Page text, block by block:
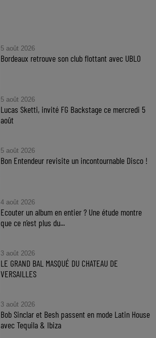
5 août 2026
Bordeaux retrouve son club flottant avec UBLO
5 août 2026
Lucas Sketti, invité FG Backstage ce mercredi 5
août
5 août 2026
Bon Entendeur revisite un incontournable Disco !
4 août 2026
Ecouter un album en entier ? Une étude montre
que ce n’est plus du...
3 août 2026
LE GRAND BAL MASQUÉ DU CHATEAU DE
VERSAILLES
3 août 2026
Bob Sinclar et Besh passent en mode Latin House
avec Tequila & Ibiza